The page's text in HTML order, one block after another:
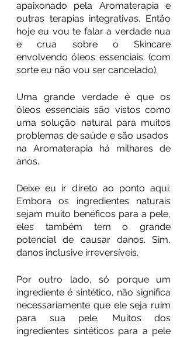
apaixonado pela Aromaterapia e
outras terapias integrativas. Então
hoje eu vou te falar a verdade nua
e crua sobre o Skincare
envolvendo óleos essenciais. (com
sorte eu não vou ser cancelado).
Uma grande verdade é que os
óleos essenciais são vistos como
uma solução natural para muitos
problemas de saúde e são usados ​​
na Aromaterapia há milhares de
anos.
Deixe eu ir direto ao ponto aqui:
Embora os ingredientes naturais
sejam muito benéficos para a pele,
eles também tem o grande
potencial de causar danos. Sim,
danos inclusive irreversíveis.
Por outro lado, só porque um
ingrediente é sintético, não significa
necessariamente que ele seja ruim
para sua pele. Muitos dos
ingredientes sintéticos para a pele